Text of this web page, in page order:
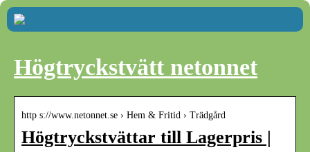
Högtryckstvätt netonnet
http s://www.netonnet.se › Hem & Fritid › Trädgård
Högtryckstvättar till Lagerpris |